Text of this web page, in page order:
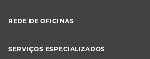
Canal de Denúncias
Perguntas Frequentes
Sustentabilidade
Notícias Midas
REDE DE OFICINAS
SERVIÇOS ESPECIALIZADOS